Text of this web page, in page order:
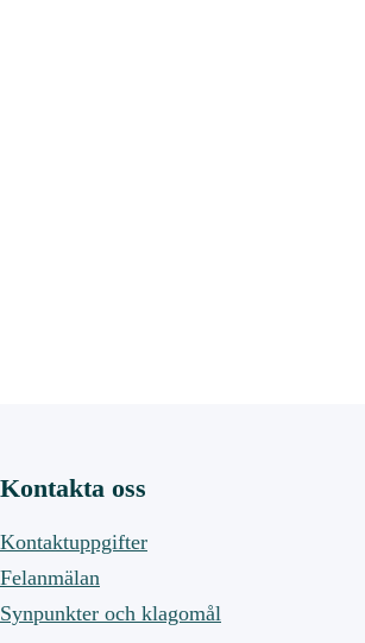
Kontakta oss
Kontaktuppgifter
Felanmälan
Synpunkter och klagomål